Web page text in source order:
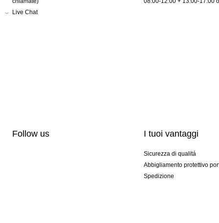
Live Chat
Follow us I tuoi vantaggi
Sicurezza di qualitá
Abbigliamento protettivo
Spedizione